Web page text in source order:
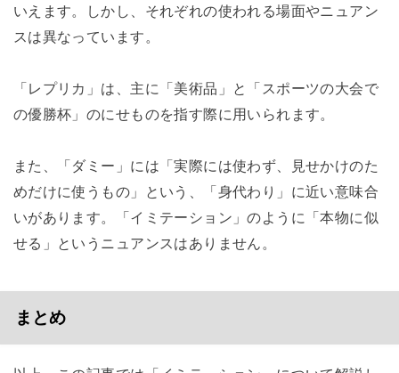
いえます。しかし、それぞれの使われる場面やニュアン
スは異なっています。
「レプリカ」は、主に「美術品」と「スポーツの大会で
の優勝杯」のにせものを指す際に用いられます。
また、「ダミー」には「実際には使わず、見せかけのた
めだけに使うもの」という、「身代わり」に近い意味合
いがあります。「イミテーション」のように「本物に似
せる」というニュアンスはありません。
まとめ